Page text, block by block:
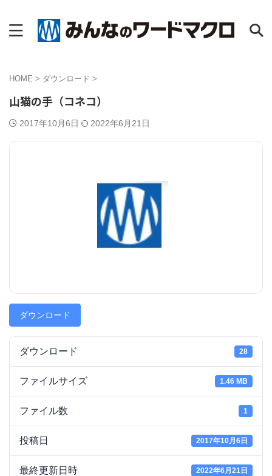
HOME > ダウンロード >
山猫の手（コネコ）
2017年10月6日 2022年6月21日
ダウンロード
ダウンロード 28
ファイルサイズ 1.46 MB
ファイル数 1
投稿日 2017年10月6日
最終更新日時 2022年6月21日